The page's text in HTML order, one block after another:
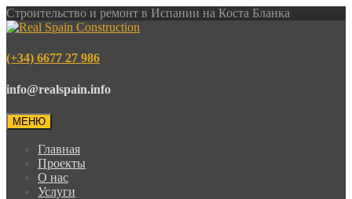
Строительство и ремонт в Испании на Коста Бланка
(+34) 6677 27 986
info@realspain.info
МЕНЮ
Главная
Проекты
О нас
Услуги